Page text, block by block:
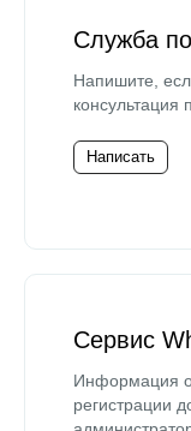
Служба
Напишите,
консультация
Написать
Сервис
Информация о
регистрации